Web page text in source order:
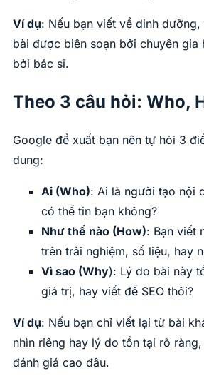
Ví dụ: Nếu bạn viết về dinh
bài được biên soạn bởi chuyên gia
bởi bác sĩ.
Theo 3 câu hỏi: Who,
Google đề xuất bạn nên tự hỏi 3
dung:
Ai (Who): Ai là người tạo nội
có thể tin bạn không?
Như thế nào (How): Bạn viết
trên trải nghiệm, số liệu, hay
Vì sao (Why): Lý do bài này
giá trị, hay viết để SEO thôi?
Ví dụ: Nếu bạn chỉ viết lại từ bài
nhìn riêng hay lý do tồn tại rõ
đánh giá cao đâu.